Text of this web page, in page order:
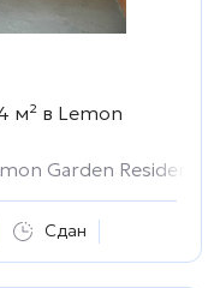
м² в Lemon
Garden Residence
Сдан